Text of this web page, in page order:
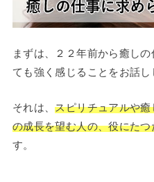
まずは、２２年前から癒し
ても強く感じることをお話し
それは、スピリチュアルや
の成長を望む人の、役にた
す。